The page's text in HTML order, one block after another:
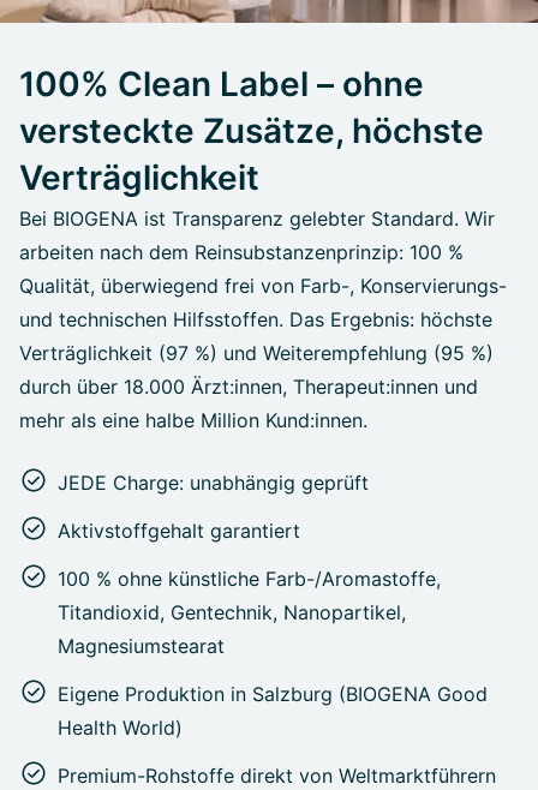
100% Clean Label – ohne
versteckte Zusätze, höchste
Verträglichkeit
Bei BIOGENA ist Transparenz gelebter Standard. Wir
arbeiten nach dem Reinsubstanzenprinzip: 100 %
Qualität, überwiegend frei von Farb-, Konservierungs-
und technischen Hilfsstoffen. Das Ergebnis: höchste
Verträglichkeit (97 %) und Weiterempfehlung (95 %)
durch über 18.000 Ärzt:innen, Therapeut:innen und
mehr als eine halbe Million Kund:innen.
JEDE Charge: unabhängig geprüft
Aktivstoffgehalt garantiert
100 % ohne künstliche Farb-/Aromastoffe,
Titandioxid, Gentechnik, Nanopartikel,
Magnesiumstearat
Eigene Produktion in Salzburg (BIOGENA Good
Health World)
Premium-Rohstoffe direkt von Weltmarktführern